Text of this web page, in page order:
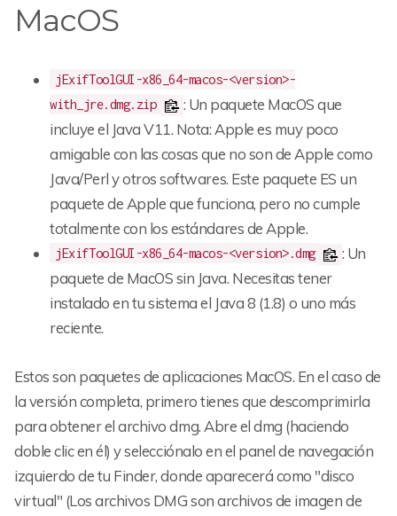
MacOS
jExifToolGUI-x86_64-macos-<version>-
with_jre.dmg.zip
: Un paquete MacOS que
incluye el Java V11. Nota: Apple es muy poco
amigable con las cosas que no son de Apple como
Java/Perl y otros softwares. Este paquete ES un
paquete de Apple que funciona, pero no cumple
totalmente con los estándares de Apple.
jExifToolGUI-x86_64-macos-<version>.dmg
: Un
paquete de MacOS sin Java. Necesitas tener
instalado en tu sistema el Java 8 (1.8) o uno más
reciente.
Estos son paquetes de aplicaciones MacOS. En el caso de
la versión completa, primero tienes que descomprimirla
para obtener el archivo dmg. Abre el dmg (haciendo
doble clic en él) y selecciónalo en el panel de navegación
izquierdo de tu Finder, donde aparecerá como "disco
virtual" (Los archivos DMG son archivos de imagen de